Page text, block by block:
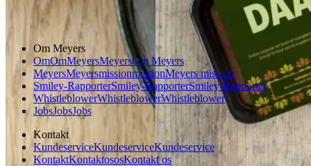
Vegansk
Om Meyers
OmOmMeyersMeyersOm Meyers
MeyersMeyersmissionmissionMeyers mission
Smiley-RapporterSmiley-RapporterSmiley-Rapporter
WhistleblowerWhistleblowerWhistleblower
JobsJobsJobs
Kontakt
KundeserviceKundeserviceKundeservice
KontaktKontaktososKontakt os